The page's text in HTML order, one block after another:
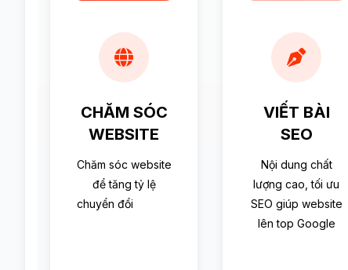
CHĂM SÓC
WEBSITE
Chăm sóc website
để tăng tỷ lệ
chuyển đổi
VIẾT BÀI
SEO
Nội dung chất
lượng cao, tối ưu
SEO giúp website
lên top Google